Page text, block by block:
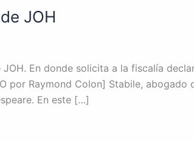
JOH
En donde solicita a la fiscalía
por Raymond Colon] Stabile,
En este […]